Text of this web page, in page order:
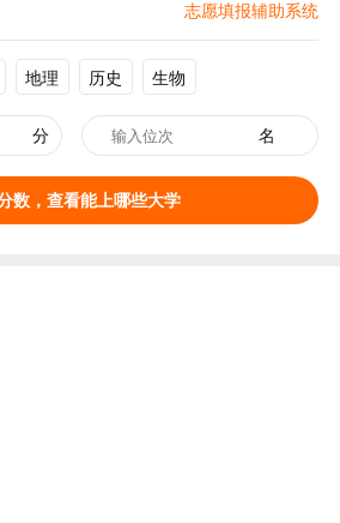
志愿填报辅助系统
地理 历史 生物
分 名
数，查看能上哪些大学